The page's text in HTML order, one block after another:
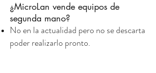
¿MicroLan vende equipos de
segunda mano?
No en la actualidad pero no se descarta
poder realizarlo pronto.